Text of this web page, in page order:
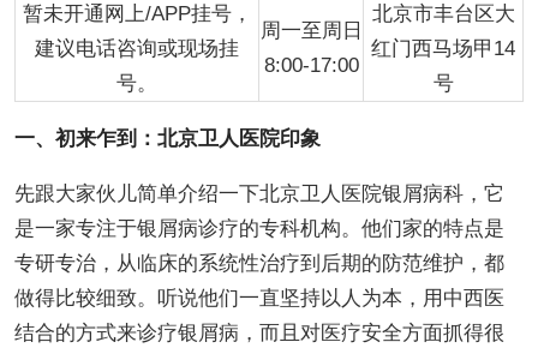
暂未开通网上/APP挂号，
建议电话咨询或现场挂
号。
周一至周日
8:00-17:00
北京市丰台区大
红门西马场甲14
号
一、初来乍到：北京卫人医院印象
先跟大家伙儿简单介绍一下北京卫人医院银屑病科，它
是一家专注于银屑病诊疗的专科机构。他们家的特点是
专研专治，从临床的系统性治疗到后期的防范维护，都
做得比较细致。听说他们一直坚持以人为本，用中西医
结合的方式来诊疗银屑病，而且对医疗安全方面抓得很